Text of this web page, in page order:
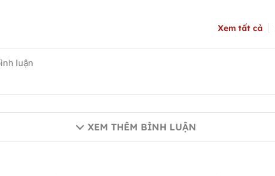
Xem tất cả
XEM THÊM BÌNH LUẬN